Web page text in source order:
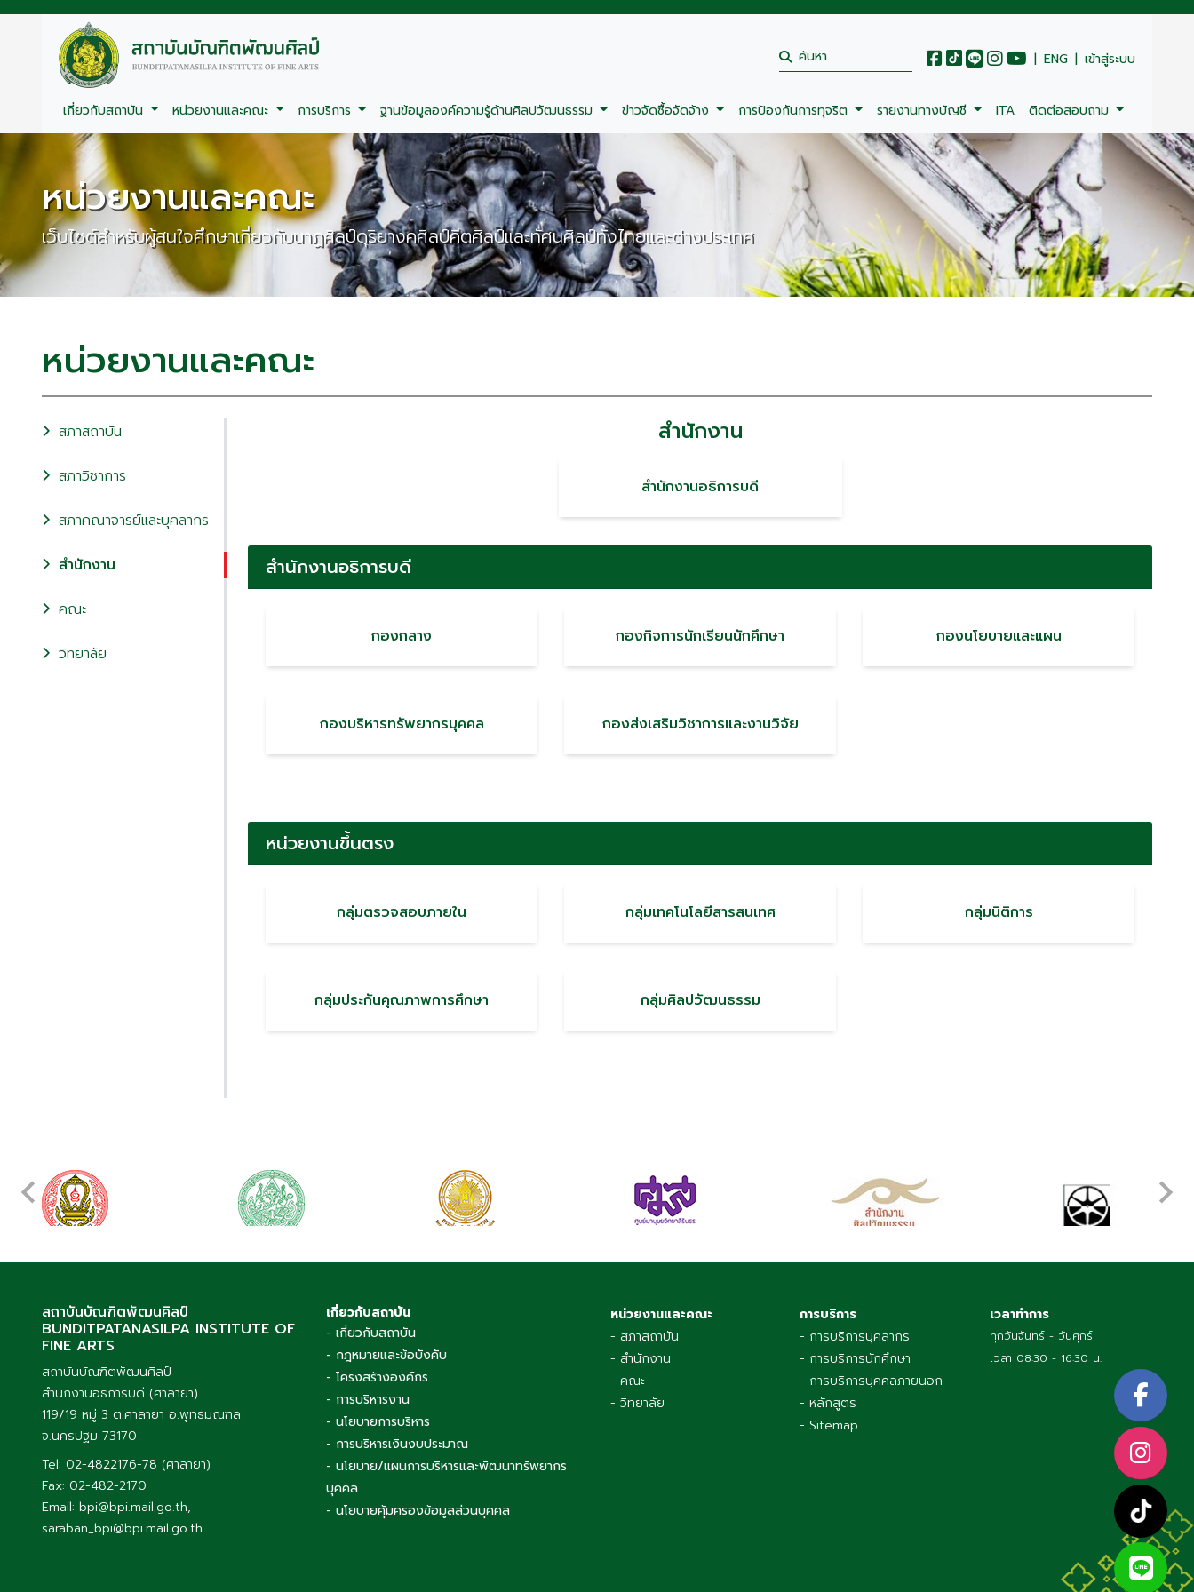
| ENG | เข้าสู่ระบบ
เกี่ยวกับสถาบัน หน่วยงานและคณะ การบริการ ฐานข้อมูลองค์ความรู้ด้านศิลปวัฒนธรรม ข่าวจัดซื้อจัดจ้าง การป้องกันการทุจริต รายงานทางบัญชี ITA ติดต่อสอบถาม
หน่วยงานและคณะ
เว็บไซต์สำหรับผู้สนใจศึกษาเกี่ยวกับนาฏศิลป์ดุริยางคศิลป์คีตศิลป์และทัศนศิลป์ทั้งไทยและต่างประเทศ
หน่วยงานและคณะ
สภาสถาบัน
สภาวิชาการ
สภาคณาจารย์และบุคลากร
สำนักงาน
คณะ
วิทยาลัย
สำนักงาน
สำนักงานอธิการบดี
สำนักงานอธิการบดี
กองกลาง กองกิจการนักเรียนนักศึกษา กองนโยบายและแผน
กองบริหารทรัพยากรบุคคล กองส่งเสริมวิชาการและงานวิจัย
หน่วยงานขึ้นตรง
กลุ่มตรวจสอบภายใน กลุ่มเทคโนโลยีสารสนเทศ กลุ่มนิติการ
กลุ่มประกันคุณภาพการศึกษา กลุ่มศิลปวัฒนธรรม
สถาบันบัณฑิตพัฒนศิลป์
BUNDITPATANASILPA INSTITUTE OF
FINE ARTS
สถาบันบัณฑิตพัฒนศิลป์
สำนักงานอธิการบดี (ศาลายา)
119/19 หมู่ 3 ต.ศาลายา อ.พุทธมณฑล
จ.นครปฐม 73170
Tel: 02-4822176-78 (ศาลายา)
Fax: 02-482-2170
Email: bpi@bpi.mail.go.th,
saraban_bpi@bpi.mail.go.th
เกี่ยวกับสถาบัน
- เกี่ยวกับสถาบัน
- กฎหมายและข้อบังคับ
- โครงสร้างองค์กร
- การบริหารงาน
- นโยบายการบริหาร
- การบริหารเงินงบประมาณ
- นโยบาย/แผนการบริหารและพัฒนาทรัพยากร
บุคคล
- นโยบายคุ้มครองข้อมูลส่วนบุคคล
หน่วยงานและคณะ
- สภาสถาบัน
- สำนักงาน
- คณะ
- วิทยาลัย
การบริการ
- การบริการบุคลากร
- การบริการนักศึกษา
- การบริการบุคคลภายนอก
- หลักสูตร
- Sitemap
เวลาทำการ
ทุกวันจันทร์ - วันศุกร์
เวลา 08:30 - 16:30 น.